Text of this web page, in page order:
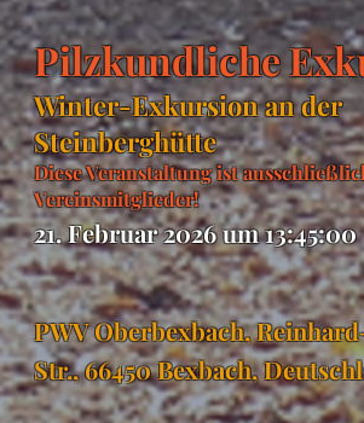
Pilzkundliche
Winter-Exkursion an der
Steinberghütte
Diese Veranstaltung ist
Vereinsmitglieder!
21. Februar 2026 um 13:45:00
PWV Oberbexbach,
Str., 66450 Bexbach,